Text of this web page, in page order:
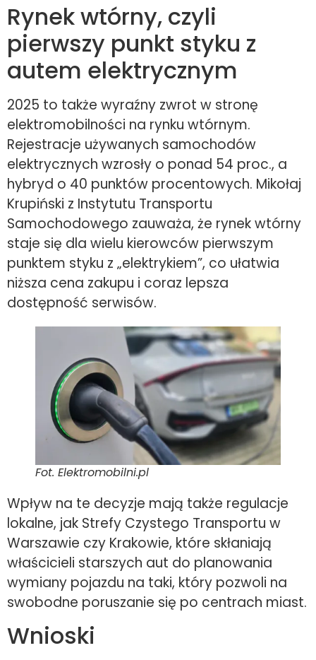
Rynek wtórny, czyli
pierwszy punkt styku z
autem elektrycznym
2025 to także wyraźny zwrot w stronę
elektromobilności na rynku wtórnym.
Rejestracje używanych samochodów
elektrycznych wzrosły o ponad 54 proc., a
hybryd o 40 punktów procentowych. Mikołaj
Krupiński z Instytutu Transportu
Samochodowego zauważa, że rynek wtórny
staje się dla wielu kierowców pierwszym
punktem styku z „elektrykiem”, co ułatwia
niższa cena zakupu i coraz lepsza
dostępność serwisów.
Fot. Elektromobilni.pl
Wpływ na te decyzje mają także regulacje
lokalne, jak Strefy Czystego Transportu w
Warszawie czy Krakowie, które skłaniają
właścicieli starszych aut do planowania
wymiany pojazdu na taki, który pozwoli na
swobodne poruszanie się po centrach miast.
Wnioski